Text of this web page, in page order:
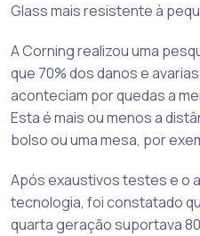
Glass mais resistente à
A Corning realizou uma
que 70% dos danos e
aconteciam por quedas a
Esta é mais ou menos a
bolso ou uma mesa, por
Após exaustivos testes e o
tecnologia, foi constatado
quarta geração suportava